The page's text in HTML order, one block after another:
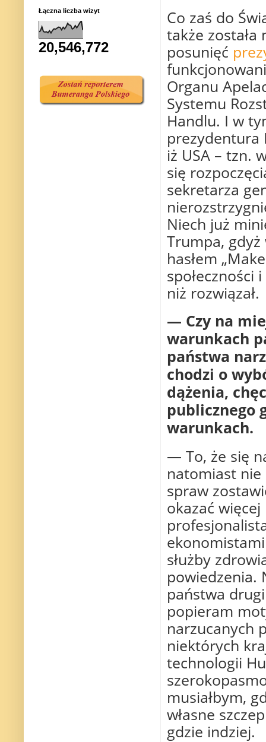
Co zaś do
także
posunięć
Organu
Systemu
Handlu. I w
prezydentura
iż USA – tzn.
się
sekretarza
Niech już
Trumpa,
hasłem
społeczności
niż rozwiązał.
— Czy na
warunkach
państwa
chodzi o
dążenia,
publicznego
warunkach.
— To, że się
natomiast nie
spraw
okazać
służby
powiedzenia.
państwa
popieram
narzucanych
niektórych
technologii
musiałbym,
własne
gdzie indziej.
Łączna liczba wizyt
20,546,772